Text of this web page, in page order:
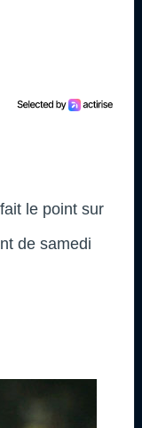
fait le point sur
de samedi